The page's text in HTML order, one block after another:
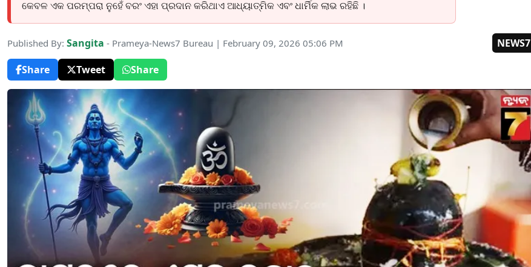
କେବଳ ଏକ ପରମ୍ପରା ନୁହେଁ ବରଂ ଏହା ପ୍ରଦାନ କରିଥାଏ ଆଧ୍ୟାତ୍ମିକ ଏବଂ ଧାର୍ମିକ ଲାଭ ରହିଛି ।
Published By: Sangita - Prameya-News7 Bureau | February 09, 2026 05:06 PM
NEWS7
Share
Tweet Share